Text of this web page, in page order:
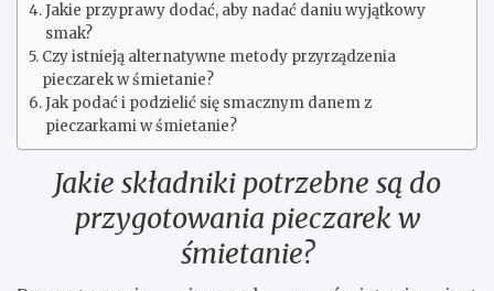
Jakie przyprawy dodać, aby nadać daniu wyjątkowy
smak?
Czy istnieją alternatywne metody przyrządzenia
pieczarek w śmietanie?
Jak podać i podzielić się smacznym danem z
pieczarkami w śmietanie?
Jakie składniki potrzebne są do
przygotowania pieczarek w
śmietanie?